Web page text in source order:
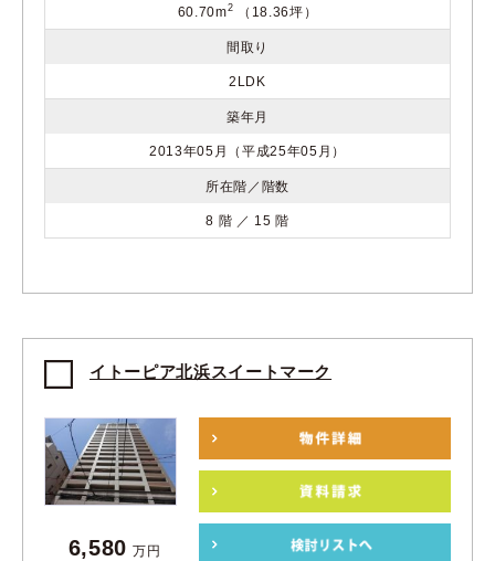
60.70m2 （18.36坪）
間取り
2LDK
築年月
2013年05月（平成25年05月）
所在階／階数
8 階 ／ 15 階
イトーピア北浜スイートマーク
6,580 万円